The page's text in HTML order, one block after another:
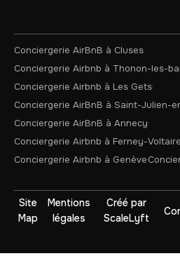
Conciergerie AirBnB à Cluses
Conciergerie Airbnb à Thonon-les-
Conciergerie Airbnb à Les Gets
Conciergerie AirBnB à Saint-Julien-
Conciergerie AirBnB à Annecy
Conciergerie Airbnb à Ferney-Voltaire
Conciergerie Airbnb à Genève
Site
Map
Mentions
légales
Créé par
ScaleLyft